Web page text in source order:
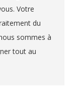
Votre
du
sommes à
tout au